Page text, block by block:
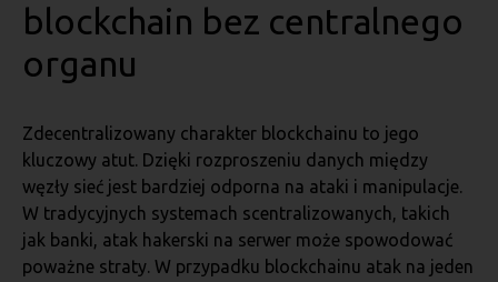
blockchain bez centralnego
organu
Zdecentralizowany charakter blockchainu to jego
kluczowy atut. Dzięki rozproszeniu danych między
węzły sieć jest bardziej odporna na ataki i manipulacje.
W tradycyjnych systemach scentralizowanych, takich
jak banki, atak hakerski na serwer może spowodować
poważne straty. W przypadku blockchainu atak na jeden